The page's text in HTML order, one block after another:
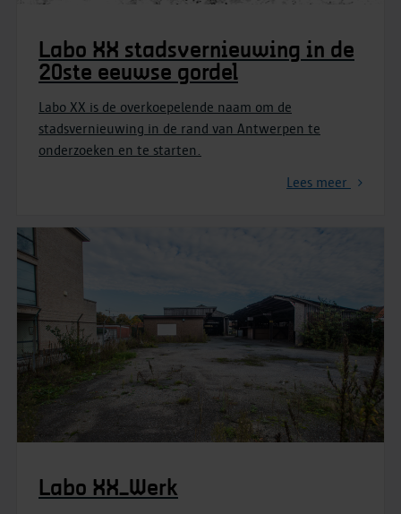
Labo XX stadsvernieuwing in de
20ste eeuwse gordel
Labo XX is de overkoepelende naam om de
stadsvernieuwing in de rand van Antwerpen te
onderzoeken en te starten.
Lees meer
Labo XX_Werk